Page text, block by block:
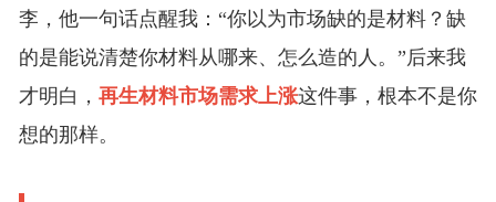
新闻动态
免责说明
李，他一句话点醒我：“你以为市场缺的是材料？缺
的是能说清楚你材料从哪来、怎么造的人。”后来我
才明白， 再生材料市场需求上涨这件事，根本不是你
想的那样。